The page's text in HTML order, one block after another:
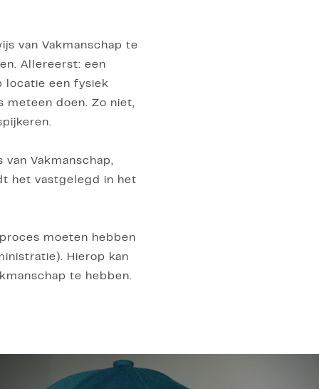
van Vakmanschap te
Allereerst: een
locatie een fysiek
meteen doen. Zo niet,
Vakmanschap,
het vastgelegd in het
moeten hebben
Hierop kan
te hebben.